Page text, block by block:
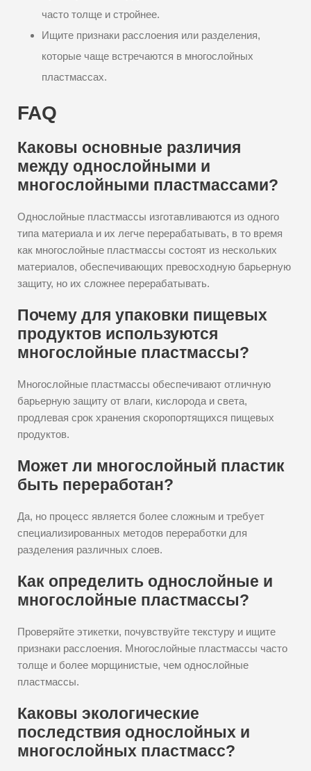
часто толще и стройнее.
Ищите признаки расслоения или разделения,
которые чаще встречаются в многослойных
пластмассах.
FAQ
Каковы основные различия
между однослойными и
многослойными пластмассами?
Однослойные пластмассы изготавливаются из одного
типа материала и их легче перерабатывать, в то время
как многослойные пластмассы состоят из нескольких
материалов, обеспечивающих превосходную барьерную
защиту, но их сложнее перерабатывать.
Почему для упаковки пищевых
продуктов используются
многослойные пластмассы?
Многослойные пластмассы обеспечивают отличную
барьерную защиту от влаги, кислорода и света,
продлевая срок хранения скоропортящихся пищевых
продуктов.
Может ли многослойный пластик
быть переработан?
Да, но процесс является более сложным и требует
специализированных методов переработки для
разделения различных слоев.
Как определить однослойные и
многослойные пластмассы?
Проверяйте этикетки, почувствуйте текстуру и ищите
признаки расслоения. Многослойные пластмассы часто
толще и более морщинистые, чем однослойные
пластмассы.
Каковы экологические
последствия однослойных и
многослойных пластмасс?